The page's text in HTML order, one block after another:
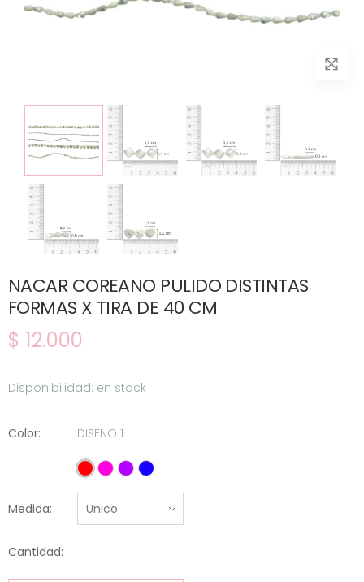
NACAR COREANO PULIDO DISTINTAS
FORMAS X TIRA DE 40 CM
$ 12.000
Disponibilidad: en stock
Color: DISEÑO 1
DISEÑO 1
DISEÑO 2
DISEÑO 3DISEÑO 4
Medida:
Cantidad: